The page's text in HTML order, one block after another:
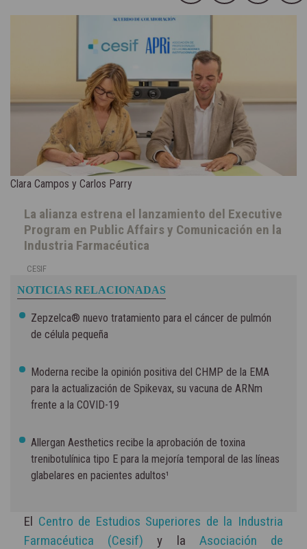
Clara Campos y Carlos Parry
La alianza estrena el lanzamiento del Executive
Program en Public Affairs y Comunicación en la
Industria Farmacéutica
CESIF
NOTICIAS RELACIONADAS
Zepzelca® nuevo tratamiento para el cáncer de pulmón
de célula pequeña
Moderna recibe la opinión positiva del CHMP de la EMA
para la actualización de Spikevax, su vacuna de ARNm
frente a la COVID-19
Allergan Aesthetics recibe la aprobación de toxina
trenibotulínica tipo E para la mejoría temporal de las líneas
glabelares en pacientes adultos¹
El Centro de Estudios Superiores de la Industria
Farmacéutica (Cesif) y la Asociación de